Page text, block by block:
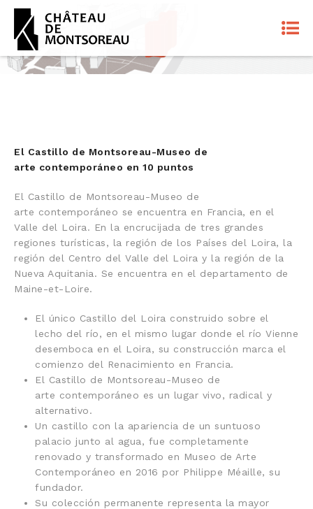
El Castillo de Montsoreau-Museo de
arte contemporáneo en 10 puntos
El Castillo de Montsoreau-Museo de
arte contemporáneo se encuentra en Francia, en el
Valle del Loira. En la encrucijada de tres grandes
regiones turísticas, la región de los Países del Loira, la
región del Centro del Valle del Loira y la región de la
Nueva Aquitania. Se encuentra en el departamento de
Maine-et-Loire.
El único Castillo del Loira construido sobre el
lecho del río, en el mismo lugar donde el río Vienne
desemboca en el Loira, su construcción marca el
comienzo del Renacimiento en Francia.
El Castillo de Montsoreau-Museo de
arte contemporáneo es un lugar vivo, radical y
alternativo.
Un castillo con la apariencia de un suntuoso
palacio junto al agua, fue completamente
renovado y transformado en Museo de Arte
Contemporáneo en 2016 por Philippe Méaille, su
fundador.
Su colección permanente representa la mayor